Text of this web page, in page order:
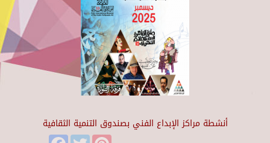
أنشطة مراكز الإبداع الفني بصندوق التنمية الثقافية
FacebookTwitter